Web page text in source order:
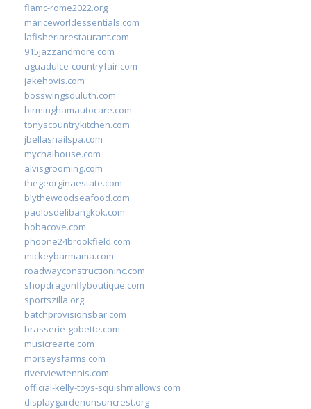
fiamc-rome2022.org
mariceworldessentials.com
lafisheriarestaurant.com
915jazzandmore.com
aguadulce-countryfair.com
jakehovis.com
bosswingsduluth.com
birminghamautocare.com
tonyscountrykitchen.com
jbellasnailspa.com
mychaihouse.com
alvisgrooming.com
thegeorginaestate.com
blythewoodseafood.com
paolosdelibangkok.com
bobacove.com
phoone24brookfield.com
mickeybarmama.com
roadwayconstructioninc.com
shopdragonflyboutique.com
sportszilla.org
batchprovisionsbar.com
brasserie-gobette.com
musicrearte.com
morseysfarms.com
riverviewtennis.com
official-kelly-toys-squishmallows.com
displaygardenonsuncrest.org